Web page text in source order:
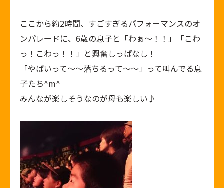
ここから約2時間、すごすぎるパフォーマンスのオ
ンパレードに、6歳の息子と「わぁ～！！」「こわ
っ！こわっ！！」と興奮しっぱなし！
「やばいって～～落ちるって～～」って叫んでる息
子たち^m^
みんなが楽しそうなのが母も楽しい♪